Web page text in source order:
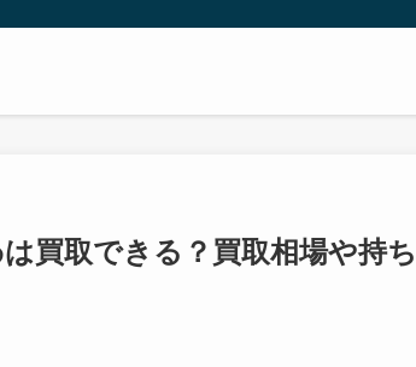
買取できる？買取相場や持